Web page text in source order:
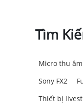
Tìm
Micro thu âm
Sony FX2
Thiết bị